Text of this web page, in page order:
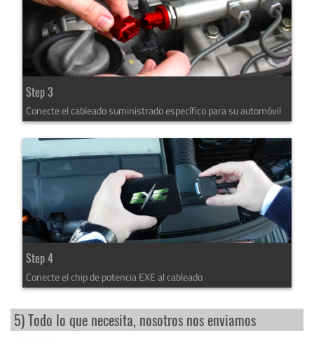
Step 3
Conecte el cableado suministrado específico para su automóvil
Step 4
Conecte el chip de potencia EXE al cableado
5) Todo lo que necesita, nosotros nos enviamos